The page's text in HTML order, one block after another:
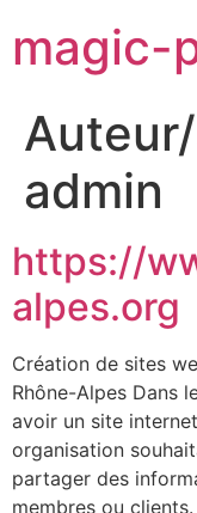
magic-
admin
https://
alpes.org
Création de sites
Rhône-Alpes Dans
avoir un site
organisation
partager des
membres ou